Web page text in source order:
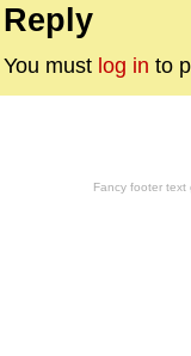
Reply
You must log in to
Fancy footer